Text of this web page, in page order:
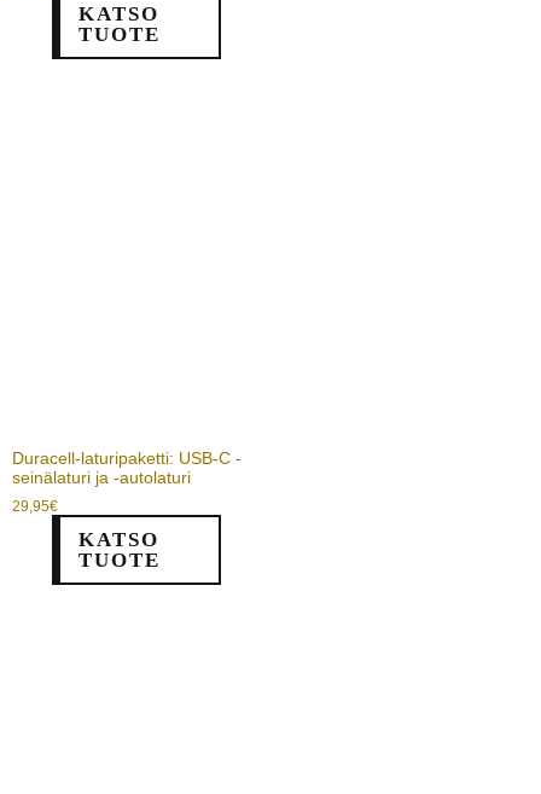
KATSO
TUOTE
Duracell-laturipaketti: USB-C -
seinälaturi ja -autolaturi
29,95€
KATSO
TUOTE